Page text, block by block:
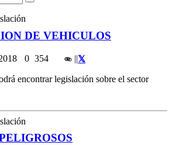
DE VEHICULOS
0 354 ||
encontrar legislación sobre el sector